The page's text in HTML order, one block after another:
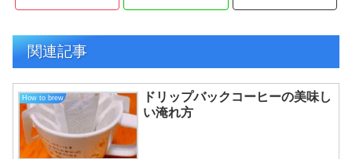
関連記事
How to brew
ドリップバックコーヒーの美味し
い淹れ方